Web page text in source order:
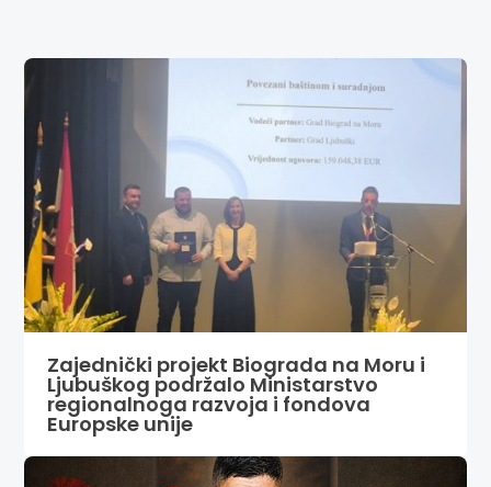
Zajednički projekt Biograda na Moru i
Ljubuškog podržalo Ministarstvo
regionalnoga razvoja i fondova
Europske unije